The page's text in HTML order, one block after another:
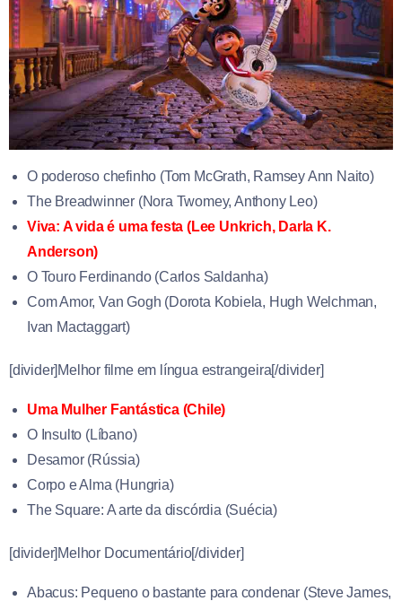
O poderoso chefinho (Tom McGrath, Ramsey Ann Naito)
The Breadwinner (Nora Twomey,Anthony Leo)
Viva: A vida é uma festa (Lee Unkrich, Darla K.
Anderson)
O Touro Ferdinando (Carlos Saldanha)
Com Amor, Van Gogh (Dorota Kobiela, Hugh Welchman,
Ivan Mactaggart)
[divider]Melhor filme em língua estrangeira[/divider]
Uma Mulher Fantástica (Chile)
O Insulto (Líbano)
Desamor (Rússia)
Corpo e Alma (Hungria)
The Square: A arte da discórdia (Suécia)
[divider]Melhor Documentário[/divider]
Abacus: Pequeno o bastante para condenar (Steve James,